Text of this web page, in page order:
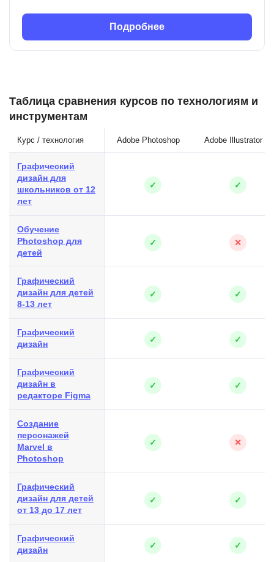
Подробнее
Таблица сравнения курсов по технологиям и
инструментам
Курс / технология Adobe Photoshop Adobe Illustrator
Графический
дизайн для
школьников от 12
лет
✓ ✓
Обучение
Photoshop для
детей
✓ ✕
Графический
дизайн для детей
8-13 лет
✓ ✓
Графический
дизайн
✓ ✓
Графический
дизайн в
редакторе Figma
✓ ✓
Создание
персонажей
Marvel в
Photoshop
✓ ✕
Графический
дизайн для детей
от 13 до 17 лет
✓ ✓
Графический
дизайн
✓ ✓